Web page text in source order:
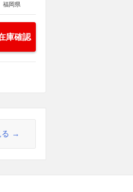
福岡県
庫確認